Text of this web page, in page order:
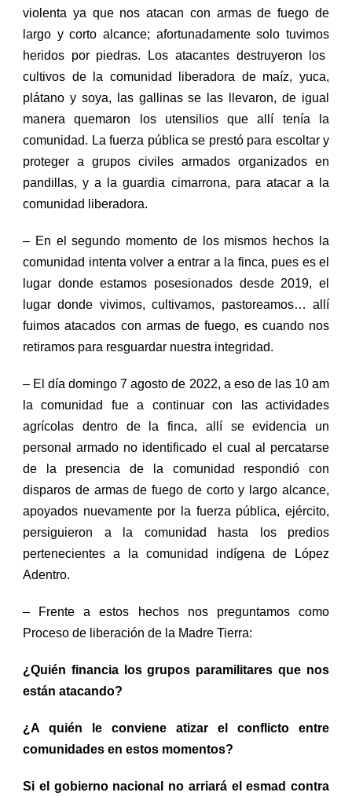
violenta ya que nosatacan con armas de fuego de
largo y corto alcance; afortunadamentesolo tuvimos
heridos por piedras. Los atacantes destruyeron los
cultivos de la comunidad liberadora de maíz, yuca,
plátano y soya, las gallinas se las llevaron, de igual
manera quemaron los utensilios que allí tenía la
comunidad. La fuerza pública se prestópara escoltar y
proteger a grupos civiles armados organizados en
pandillas, y a la guardia cimarrona, para atacar a la
comunidad liberadora.
– En el segundo momento de l osmismos hechos la
comunidad intenta volver a entrar a la finca, pues es el
lugar donde estamos posesionados desde 2019,el
lugar donde vivimos, cultivamos, pastoreamos… allí
fuimos atacados con armas de fuego, es cuando nos
retiramos para resguardar nuestra integridad.
– El día domingo 7agosto de 2022, a eso de las 10 am
la comunidad fuea continuar con las actividades
agrícolas dentro de la finca, allí se evidencia un
personal armado no identificado el cual al percatarse
de
a presencia de la comunidad respondió con
disparos de armas de fuego de corto y largo alcance,
apoyados nuevamente por la fuerza pública, ejército,
persiguieron a la comunidad hasta lospredios
pertenecientes a la comunidad indígena de López
Adentro.
– Frente a estos hechos nos preguntamos como
Proceso de liberación de la Madre Tierra:
¿Quién financia los grupos paramilitares que nos
están atacando?
¿A quién le conviene atizar el conflicto entre
comunidades en estos momentos?
Si el gobierno nacional no arriará el esmad contra